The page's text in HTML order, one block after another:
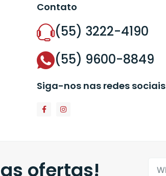
Contato
(55) 3222-4190
(55) 9600-8849
Siga-nos nas redes sociais
ofertas!